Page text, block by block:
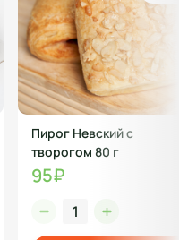
Пирог Невский с
творогом 80 г
95₽